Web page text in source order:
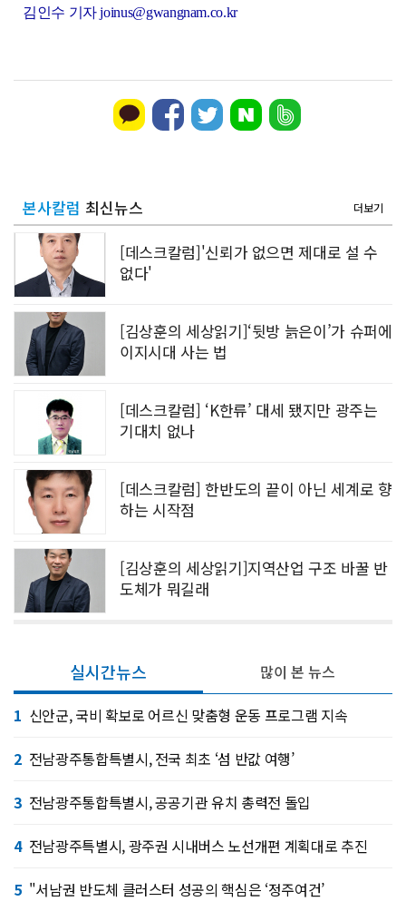
김인수 기자 joinus@gwangnam.co.kr
본사칼럼 최신뉴스 더보기
[데스크칼럼]'신뢰가 없으면 제대로 설 수
없다'
[김상훈의 세상읽기]‘뒷방 늙은이’가 슈퍼에
이지시대 사는 법
[데스크칼럼] ‘K한류’ 대세 됐지만 광주는
기대치 없나
[데스크칼럼] 한반도의 끝이 아닌 세계로 향
하는 시작점
[김상훈의 세상읽기]지역산업 구조 바꿀 반
도체가 뭐길래
실시간뉴스
1 신안군, 국비 확보로 어르신 맞춤형 운동 프로그램 지속
2 전남광주통합특별시, 전국 최초 ‘섬 반값 여행’
3 전남광주통합특별시, 공공기관 유치 총력전 돌입
4 전남광주특별시, 광주권 시내버스 노선개편 계획대로 추진
5 "서남권 반도체 클러스터 성공의 핵심은 ‘정주여건’
많이 본 뉴스